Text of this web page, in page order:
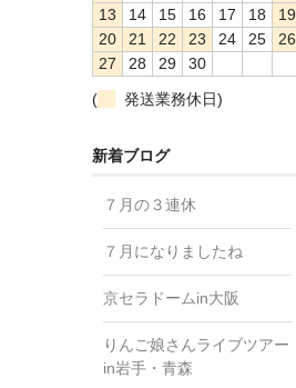
13
14 15 16 17 18
19
20
21 22 23 24 25
26
27
28 29
30
(
発送業務休日)
新着ブログ
７月の３連休
７月になりましたね
京セラドームin大阪
りんご娘さんライブツアー
in岩手・青森